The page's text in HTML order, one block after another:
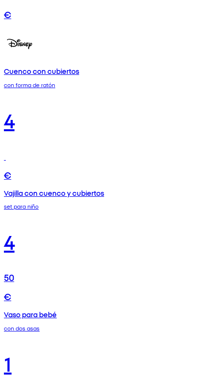
€
Cuenco con cubiertos
con forma de ratón
4
€
Vajilla con cuenco y cubiertos
set para niño
4
50
€
Vaso para bebé
con dos asas
1